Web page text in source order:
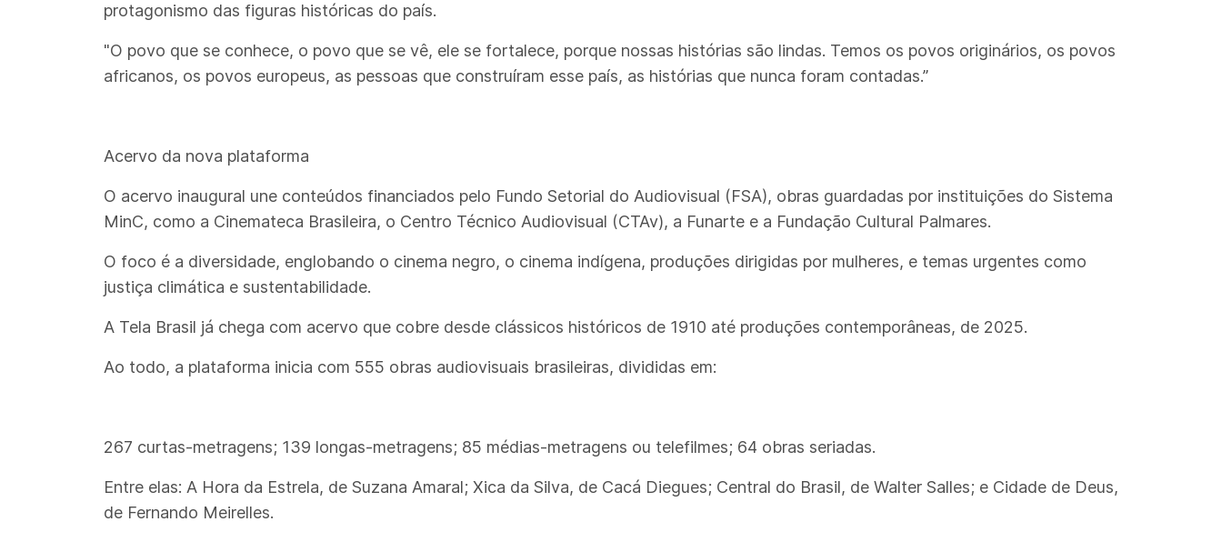
protagonismo das figuras históricas do país.
"O povo que se conhece, o povo que se vê, ele se fortalece, porque nossas histórias são lindas. Temos os povos originários, os povos
africanos, os povos europeus, as pessoas que construíram esse país, as histórias que nunca foram contadas.”
Acervo da nova plataforma
O acervo inaugural une conteúdos financiados pelo Fundo Setorial do Audiovisual (FSA), obras guardadas por instituições do Sistema
MinC, como a Cinemateca Brasileira, o Centro Técnico Audiovisual (CTAv), a Funarte e a Fundação Cultural Palmares.
O foco é a diversidade, englobando o cinema negro, o cinema indígena, produções dirigidas por mulheres, e temas urgentes como
justiça climática e sustentabilidade.
A Tela Brasil já chega com acervo que cobre desde clássicos históricos de 1910 até produções contemporâneas, de 2025.
Ao todo, a plataforma inicia com 555 obras audiovisuais brasileiras, divididas em:
267 curtas-metragens; 139 longas-metragens; 85 médias-metragens ou telefilmes; 64 obras seriadas.
Entre elas: A Hora da Estrela, de Suzana Amaral; Xica da Silva, de Cacá Diegues; Central do Brasil, de Walter Salles; e Cidade de Deus,
de Fernando Meirelles.